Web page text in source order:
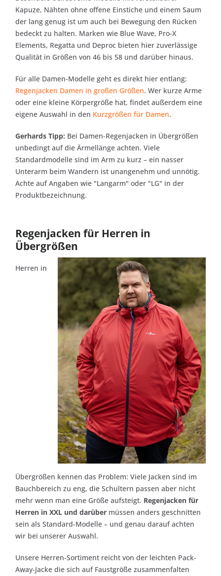
Kapuze, Nähten ohne offene Einstiche und einem Saum
der lang genug ist um auch bei Bewegung den Rücken
bedeckt zu halten. Marken wie Blue Wave, Pro-X
Elements, Regatta und Deproc bieten hier zuverlässige
Qualität in Größen von 46 bis 58 und darüber hinaus.
Für alle Damen-Modelle geht es direkt hier entlang:
Regenjacken Damen in großen Größen. Wer kurze Arme
oder eine kleine Körpergröße hat, findet außerdem eine
eigene Auswahl in den Kurzgrößen für Damen.
Gerhards Tipp: Bei Damen-Regenjacken in Übergrößen
unbedingt auf die Ärmellänge achten. Viele
Standardmodelle sind im Arm zu kurz – ein nasser
Unterarm beim Wandern ist unangenehm und unnötig.
Achte auf Angaben wie "Langarm" oder "LG" in der
Produktbezeichnung.
Regenjacken für Herren in
Übergrößen
Herren in
Übergrößen kennen das Problem: Viele Jacken sind im
Bauchbereich zu eng, die Schultern passen aber nicht
mehr wenn man eine Größe aufsteigt. Regenjacken für
Herren in XXL und darüber müssen anders geschnitten
sein als Standard-Modelle – und genau darauf achten
wir bei unserer Auswahl.
Unsere Herren-Sortiment reicht von der leichten Pack-
Away-Jacke die sich auf Faustgröße zusammenfalten